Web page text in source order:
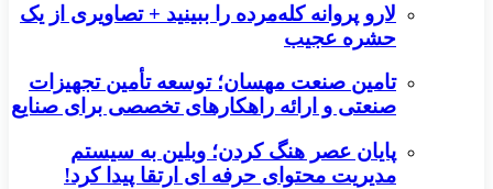
لارو پروانه کله‌مرده را ببینید + تصاویری از یک
حشره عجیب
تامین صنعت مهسان؛ توسعه تأمین تجهیزات
صنعتی و ارائه راهکارهای تخصصی برای صنایع
پایان عصر هنگ کردن؛ وبلین به سیستم
مدیریت محتوای حرفه ای ارتقا پیدا کرد!